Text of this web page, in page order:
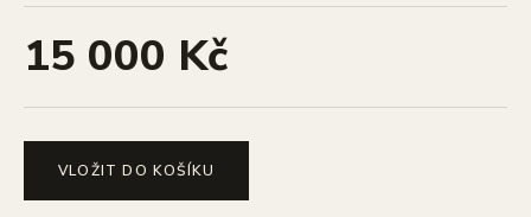
15 000 Kč
VLOŽIT DO KOŠÍKU